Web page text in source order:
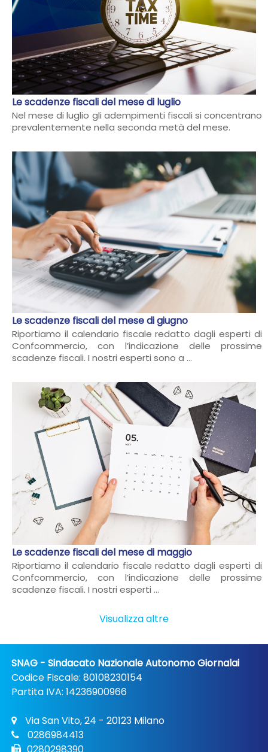
Le scadenze fiscali del mese di luglio
Nel mese di luglio gli adempimenti fiscali si concentrano
prevalentemente nella seconda metà del mese.
Le scadenze fiscali del mese di giugno
Riportiamo il calendario fiscale redatto dagli esperti di
Confcommercio, con l’indicazione delle prossime
scadenze fiscali. I nostri esperti sono a ...
Le scadenze fiscali del mese di maggio
Riportiamo il calendario fiscale redatto dagli esperti di
Confcommercio, con l’indicazione delle prossime
scadenze fiscali. I nostri esperti ...
Visualizza altre
SNAG - Sindacato Nazionale Autonomo Giornalai
Codice Fiscale: 80108230154
Partita IVA: 14236900966
Via San Vito, 24 - 20123 Milano
0286984413
0280298390